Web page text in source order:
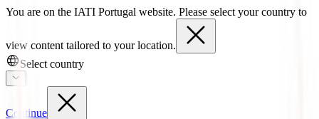
You are on the IATI Portugal website. Please select your country to
view content tailored to your location.
Select country
Continue